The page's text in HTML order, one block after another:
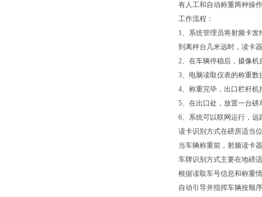
有人工和自动称重两种操
工作流程：
1、系统管理员将射频卡
到离秤台几米远时，读卡
2、在车辆停稳后，摄像
3、电脑读取仪表的称重数
4、称重完毕，出口栏杆
5、在出口处，放置一台
6、系统可以联网运行，
读卡识别方式在磅房适当
当车辆称重前，射频读卡
车牌识别方式主要在地磅
根据读取车号信息和称重
自动引导并指挥车辆按顺